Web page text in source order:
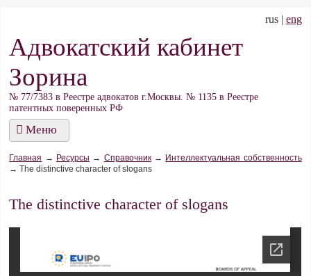
rus | eng
Адвокатский кабинет
Зорина
№ 77/7383 в Реестре адвокатов г.Москвы. № 1135 в Реестре
патентных поверенных РФ
Меню
Главная → Ресурсы → Справочник→ Интеллектуальная собственность
→The distinctive character of slogans
The distinctive character of slogans